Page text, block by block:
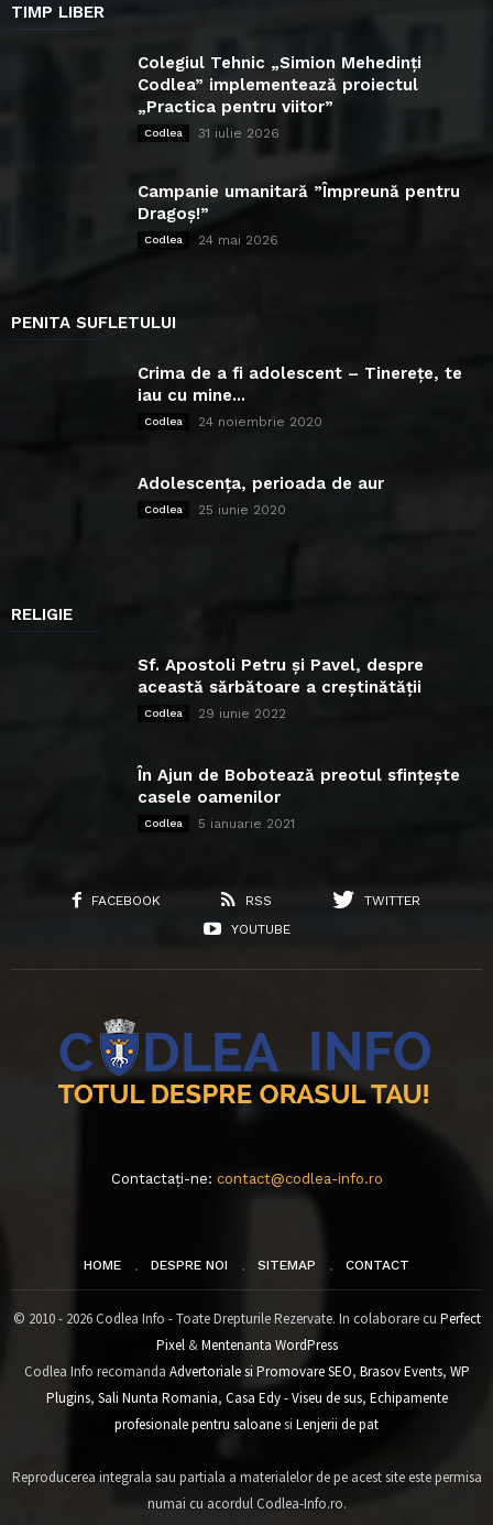
TIMP LIBER
Colegiul Tehnic „Simion Mehedinți
Codlea” implementează proiectul
„Practica pentru viitor”
Codlea 31 iulie 2026
Campanie umanitară ”Împreună pentru
Dragoș!”
Codlea 24 mai 2026
PENITA SUFLETULUI
Crima de a fi adolescent – Tinerețe, te
iau cu mine...
Codlea 24 noiembrie 2020
Adolescența, perioada de aur
Codlea 25 iunie 2020
RELIGIE
Sf. Apostoli Petru și Pavel, despre
această sărbătoare a creștinătății
Codlea 29 iunie 2022
În Ajun de Bobotează preotul sfințește
casele oamenilor
Codlea 5 ianuarie 2021
FACEBOOK RSS
TWITTER
YOUTUBE
Contactați-ne: contact@codlea-info.ro
HOME DESPRE NOI SITEMAP CONTACT
© 2010 - 2026 Codlea Info - Toate Drepturile Rezervate. In colaborare cu Perfect
Pixel&Mentenanta WordPress
Codlea Info recomanda Advertoriale si Promovare SEO, Brasov Events, WP
Plugins, Sali Nunta Romania, Casa Edy - Viseu de sus, Echipamente
profesionale pentru saloanesi Lenjerii de pat
Reproducerea integrala sau partiala a materialelor de pe acest site este permisa
numai cu acordul Codlea-Info.ro.